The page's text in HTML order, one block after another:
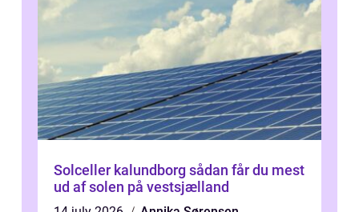
Solceller kalundborg sådan får du mest
ud af solen på vestsjælland